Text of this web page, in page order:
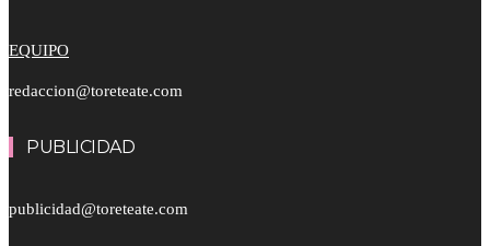
EQUIPO
redaccion@toreteate.com
PUBLICIDAD
publicidad@toreteate.com